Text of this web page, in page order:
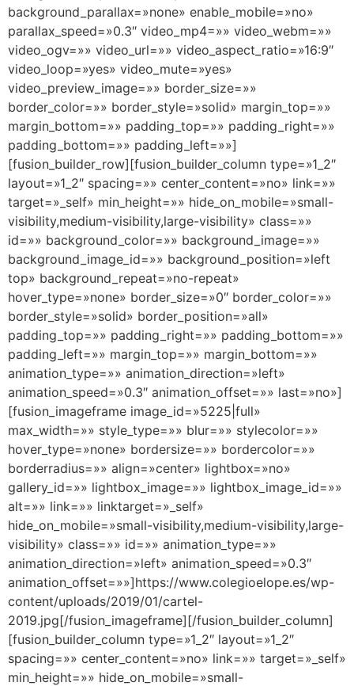
background_parallax=»none» enable_mobile=»no»
parallax_speed=»0.3″ video_mp4=»» video_webm=»»
video_ogv=»» video_url=»» video_aspect_ratio=»16:9″
video_loop=»yes» video_mute=»yes»
video_preview_image=»» border_size=»»
border_color=»» border_style=»solid» margin_top=»»
margin_bottom=»» padding_top=»» padding_right=»»
padding_bottom=»» padding_left=»»]
[fusion_builder_row][fusion_builder_column type=»1_2″
layout=»1_2″ spacing=»» center_content=»no» link=»»
target=»_self» min_height=»» hide_on_mobile=»small-
visibility,medium-visibility,large-visibility» class=»»
id=»» background_color=»» background_image=»»
background_image_id=»» background_position=»left
top» background_repeat=»no-repeat»
hover_type=»none» border_size=»0″ border_color=»»
border_style=»solid» border_position=»all»
padding_top=»» padding_right=»» padding_bottom=»»
padding_left=»» margin_top=»» margin_bottom=»»
animation_type=»» animation_direction=»left»
animation_speed=»0.3″ animation_offset=»» last=»no»]
[fusion_imageframe image_id=»5225|full»
max_width=»» style_type=»» blur=»» stylecolor=»»
hover_type=»none» bordersize=»» bordercolor=»»
borderradius=»» align=»center» lightbox=»no»
gallery_id=»» lightbox_image=»» lightbox_image_id=»»
alt=»» link=»» linktarget=»_self»
hide_on_mobile=»small-visibility,medium-visibility,large-
visibility» class=»» id=»» animation_type=»»
animation_direction=»left» animation_speed=»0.3″
animation_offset=»»]https://www.colegioelope.es/wp-
content/uploads/2019/01/cartel-
2019.jpg[/fusion_imageframe][/fusion_builder_column]
[fusion_builder_column type=»1_2″ layout=»1_2″
spacing=»» center_content=»no» link=»» target=»_self»
min_height=»» hide_on_mobile=»small-